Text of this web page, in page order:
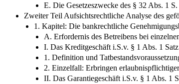
E. Die Gesetzeszwecke des § 32 Abs. 1
Zweiter Teil Aufsichtsrechtliche Analyse des
1. Kapitel: Die bankrechtliche
A. Erfordernis des Betreibens bei
I. Das Kreditgeschäft i.S.v. § 1 Abs. 1
1. Definition und
2. Einzelfall: Erbringen
II. Das Garantiegeschäft i.S.v. § 1 Abs. 1